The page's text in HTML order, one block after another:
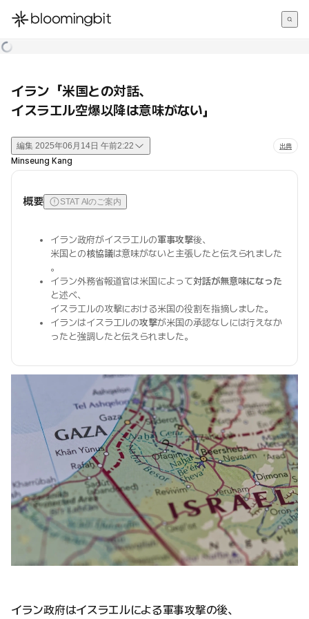
한국어
イラン「米国との対話、
イスラエル空爆以降は意味がない」
編集 2025年06月14日 午前2:22 出典
Minseung Kang
概要 STAT AIのご案内
イラン政府がイスラエルの軍事攻撃後、
米国との核協議は意味がないと主張したと伝えられました
。
イラン外務省報道官は米国によって対話が無意味になった
と述べ、
イスラエルの攻撃における米国の役割を指摘しました。
イランはイスラエルの攻撃が米国の承認なしには行えなか
ったと強調したと伝えられました。
イラン政府はイスラエルによる軍事攻撃の後、